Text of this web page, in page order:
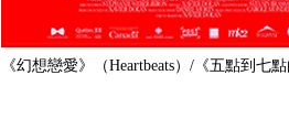
《幻想戀愛》（Heartbeats）/《五點到七